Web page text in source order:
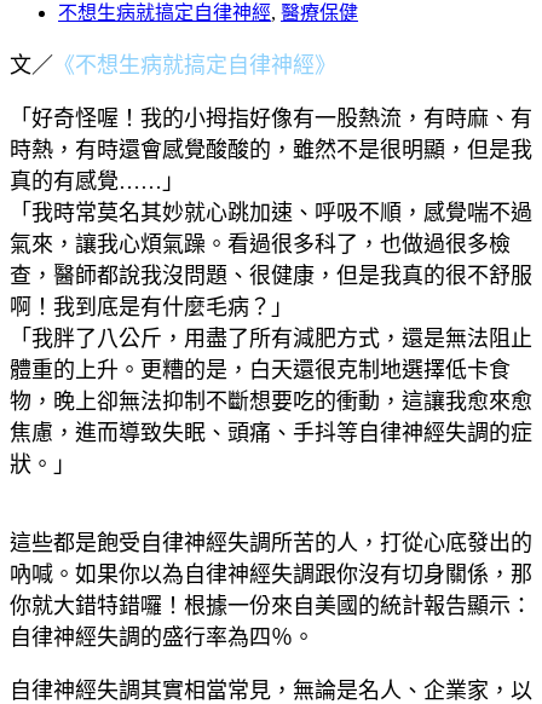
不想生病就搞定自律神經, 醫療保健
文／ 《不想生病就搞定自律神經》
「好奇怪喔！我的小拇指好像有一股熱流，有時麻、有
時熱，有時還會感覺酸酸的，雖然不是很明顯，但是我
真的有感覺……」
「我時常莫名其妙就心跳加速、呼吸不順，感覺喘不過
氣來，讓我心煩氣躁。看過很多科了，也做過很多檢
查，醫師都說我沒問題、很健康，但是我真的很不舒服
啊！我到底是有什麼毛病？」
「我胖了八公斤，用盡了所有減肥方式，還是無法阻止
體重的上升。更糟的是，白天還很克制地選擇低卡食
物，晚上卻無法抑制不斷想要吃的衝動，這讓我愈來愈
焦慮，進而導致失眠、頭痛、手抖等自律神經失調的症
狀。」
這些都是飽受自律神經失調所苦的人，打從心底發出的
吶喊。如果你以為自律神經失調跟你沒有切身關係，那
你就大錯特錯囉！根據一份來自美國的統計報告顯示：
自律神經失調的盛行率為四％。
自律神經失調其實相當常見，無論是名人、企業家，以